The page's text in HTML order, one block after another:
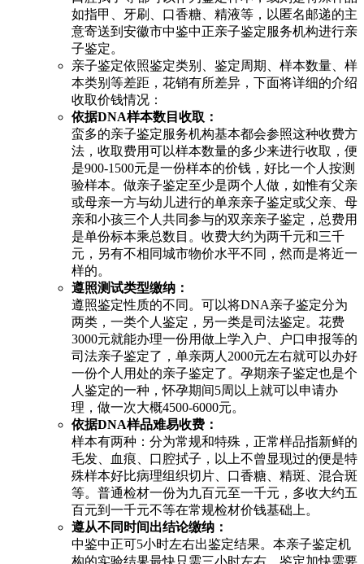
如指甲、牙刷、口香糖、精液等，以匿名邮递的主
意寄送到安徽市中鉴中正亲子鉴定服务机构进行亲
子鉴定。
亲子鉴定依照鉴定类别、鉴定周期、样本数量、样
本类别等差距，花销有所差异，下面将详细的介绍
收取价钱情况：
依据DNA样本数目收取：
蛮多的亲子鉴定服务机构基本都会参照这种收费方
法，收取费用可以样本数量的多少来进行收取，便
是900-1500元是一份样本的价钱，好比一个人按测
验样本。做亲子鉴定至少是两个人做，如惟有父亲
或母亲一方与幼儿进行的单亲亲子鉴定或父亲、母
亲和小孩三个人共同参与的双亲亲子鉴定，总费用
是单份标本乘总数目。收费大约为两千元和三千
元，另有不相同城市物价水平不同，然而是将近一
样的。
遵照测试类型缴纳：
遵照鉴定性质的不同。可以将DNA亲子鉴定分为
两类，一类个人鉴定，另一类是司法鉴定。花费
3000元就能办理一份用做上学入户、户口申报等的
司法亲子鉴定了，单亲两人2000元左右就可以办好
一份个人用处的亲子鉴定了。孕期亲子鉴定也是个
人鉴定的一种，怀孕期间5周以上就可以申请办
理，做一次大概4500-6000元。
依据DNA样品难易收费：
样本有两种：分为常规和特殊，正常样品指新鲜的
毛发、血痕、口腔拭子，以上不曾显现过的便是特
殊样本好比病理组织切片、口香糖、精斑、混合斑
等。普通检材一份为九百元至一千元，多收大约五
百元到一千元不等在常规检材价钱基础上。
遵从不同时间出结论缴纳：
中鉴中正可5小时左右出鉴定结果。本亲子鉴定机